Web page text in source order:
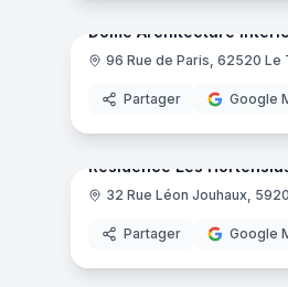
Magasin de meubles
Dôme Architecture
96 Rue de Paris, 62520
Partager Google
Résidence pour
Résidence Les
32 Rue Léon Jouhaux,
Partager Google